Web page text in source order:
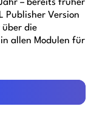
– bereits früher
Publisher Version
über die
allen Modulen für